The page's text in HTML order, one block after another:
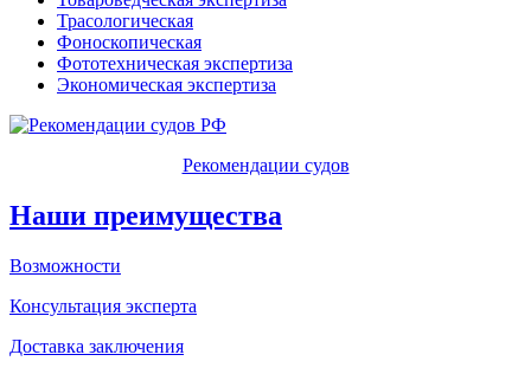
Трасологическая
Фоноскопическая
Фототехническая экспертиза
Экономическая экспертиза
Рекомендации судов
Наши преимущества
Возможности
Консультация эксперта
Доставка заключения